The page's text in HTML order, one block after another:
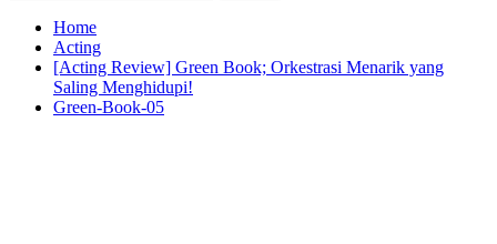
for:
Home
Acting
[Acting Review] Green Book; Orkestrasi Menarik yang
Saling Menghidupi!
Green-Book-05